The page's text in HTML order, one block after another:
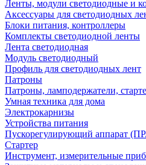
Ленты, модули светодиодные и
Аксессуары для светодиодных
Блоки питания, контроллеры
Комплекты светодиодной ленты
Лента светодиодная
Модуль светодиодный
Профиль для светодиодных лент
Патроны
Патроны, ламподержатели,
Умная техника для дома
Электрокарнизы
Устройства питания
Пускорегулирующий аппарат
Стартер
Инструмент, измерительные